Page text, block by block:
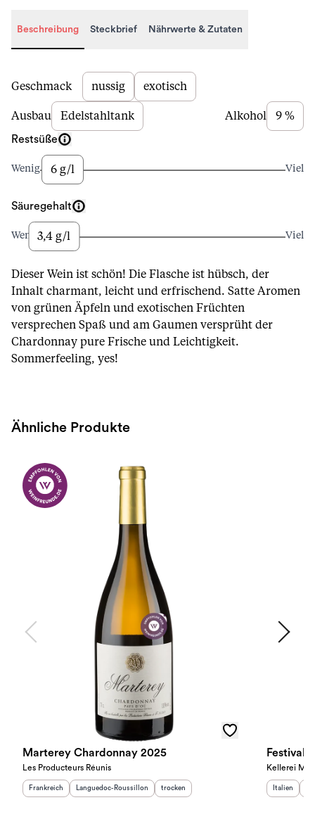
Beschreibung Steckbrief Nährwerte & Zutaten
Beschreibung
Geschmack nussig exotisch
Ausbau Edelstahltank Alkohol 9 %
Restsüße
Wenig 6 g/l Viel
Säuregehalt
Wenig3,4 g/l Viel
Dieser Wein ist schön! Die Flasche ist hübsch, der
Inhalt charmant, leicht und erfrischend. Satte Aromen
von grünen Äpfeln und exotischen Früchten
versprechen Spaß und am Gaumen versprüht der
Chardonnay pure Frische und Leichtigkeit.
Sommerfeeling, yes!
Ähnliche Produkte
Marterey Chardonnay 2025
Les Producteurs Réunis
Herkunftsland
Frankreich Herkunftsregion:
Languedoc-Roussillon Geschmack
trocken
Festival
Kellerei
Italien